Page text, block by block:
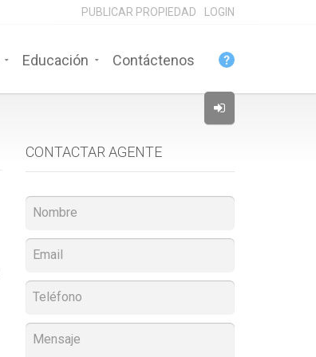
PUBLICAR PROPIEDAD LOGIN
Educación Contáctenos
CONTACTAR AGENTE